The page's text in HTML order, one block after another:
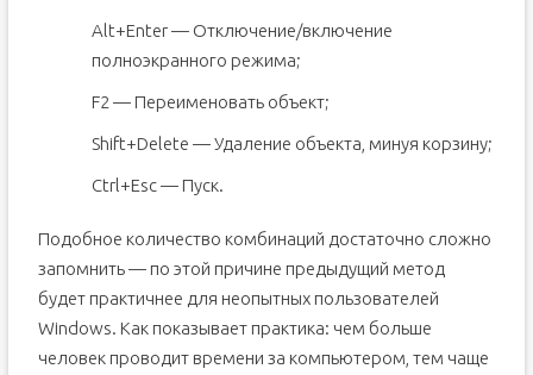
Alt+Enter — Отключение/включение
полноэкранного режима;
F2 — Переименовать объект;
Shift+Delete — Удаление объекта, минуя корзину;
Ctrl+Esc — Пуск.
Подобное количество комбинаций достаточно сложно
запомнить — по этой причине предыдущий метод
будет практичнее для неопытных пользователей
Windows. Как показывает практика: чем больше
человек проводит времени за компьютером, тем чаще